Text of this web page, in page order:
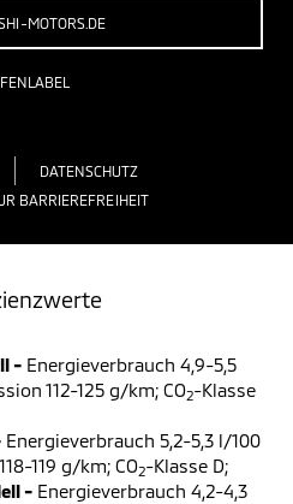
MOTORS.DE
DATENSCHUTZ
BARRIEREFREIHEIT
- Energieverbrauch 4,9-5,5
112-125 g/km; CO2-Klasse
Energieverbrauch 5,2-5,3 l/100
119 g/km; CO2-Klasse D;
- Energieverbrauch 4,2-4,3